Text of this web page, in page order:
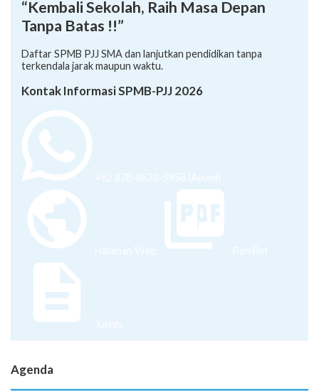
“Kembali Sekolah, Raih Masa Depan
Tanpa Batas !!”
Daftar SPMB PJJ SMA dan lanjutkan pendidikan tanpa
terkendala jarak maupun waktu.
Kontak Informasi SPMB-PJJ 2026
+62 878-8528-5958 (Ayumi)
Halaman Web Pamflet
Juknis
Agenda